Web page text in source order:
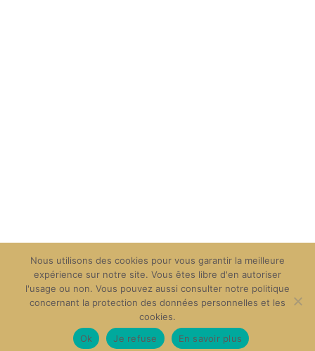
Contact Mentions Légales Plan du Site
Création du Site : BD
Copyright © 2026 L'Atelier du Relieur - Genève. All rights reserved.
Nous utilisons des cookies pour vous garantir la meilleure
expérience sur notre site. Vous êtes libre d'en autoriser
l'usage ou non. Vous pouvez aussi consulter notre politique
concernant la protection des données personnelles et les
cookies.
Ok
Je refuse En savoir plus